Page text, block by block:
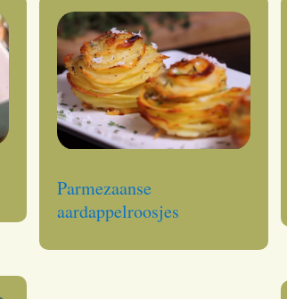
Parmezaanse
aardappelroosjes